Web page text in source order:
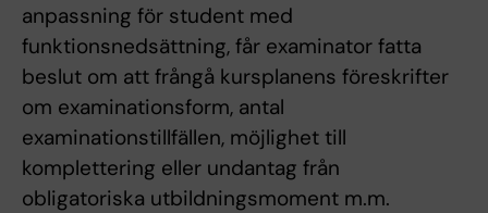
anpassning för student med
funktionsnedsättning, får examinator fatta
beslut om att frångå kursplanens föreskrifter
om examinationsform, antal
examinationstillfällen, möjlighet till
komplettering eller undantag från
obligatoriska utbildningsmoment m.m.